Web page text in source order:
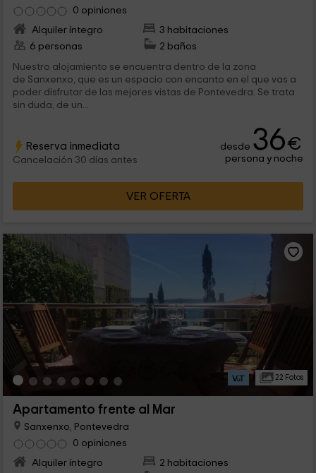
0 opiniones
Alquiler íntegro
3 habitaciones
6 personas
2 baños
Nuestro alojamiento se encuentra dentro de la zona
de Sanxenxo, que es un espacio con encanto en el que vas a
poder disfrutar de las mejores vistas de Pontevedra. Se trata
sin duda, de un...
Reserva inmediata
Cancelación 30 días antes
desde 36€
persona y noche
VER OFERTA
22 Fotos
Apartamento frente al Mar
Sanxenxo, Pontevedra
0 opiniones
Alquiler íntegro
2 habitaciones